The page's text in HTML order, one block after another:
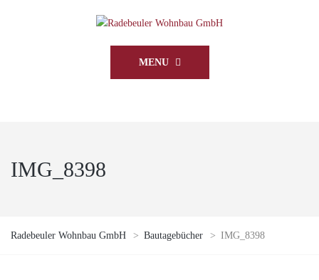
MENU
IMG_8398
Radebeuler Wohnbau GmbH > Bautagebücher > IMG_8398